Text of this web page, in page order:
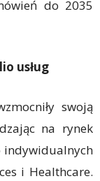
do 2035
usług
swoją
na rynek
indywidualnych
i Healthcare.